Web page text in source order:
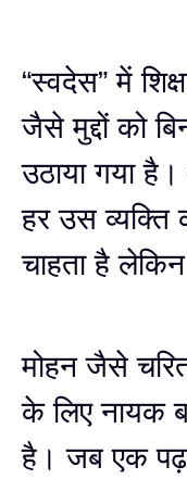
“स्वदेस” में
जैसे मुद्दों को
उठाया गया
हर उस व्यक्ति
चाहता है
मोहन जैसे
के लिए नायक
है। जब एक